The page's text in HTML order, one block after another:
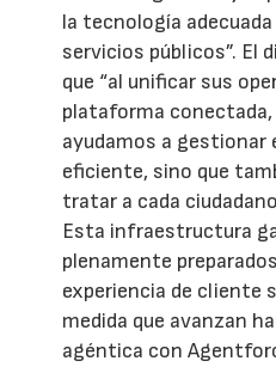
la tecnología
servicios públicos”. El
que “al unificar sus
plataforma
ayudamos a gestionar
eficiente, sino que
tratar a cada
Esta infraestructura
plenamente
experiencia de cliente
medida que avanzan
agéntica con